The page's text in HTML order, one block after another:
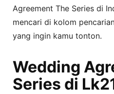
Agreement The Series di
mencari di kolom
yang ingin kamu tonton.
Wedding
Series di